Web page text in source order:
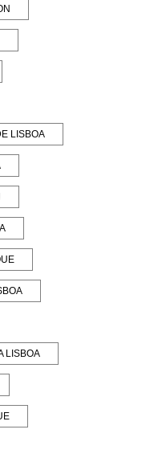
LISBOA
LISBOA